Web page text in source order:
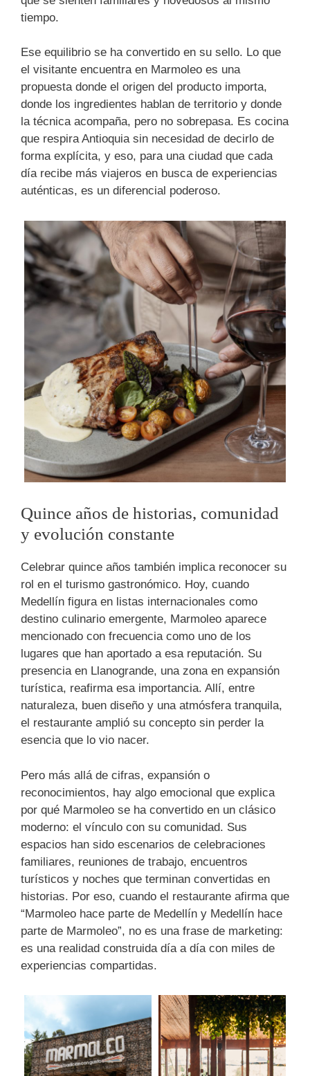
tiempo.
Ese equilibrio se ha convertido en su sello. Lo que
el visitante encuentra en Marmoleo es una
propuesta donde el origen del producto importa,
donde los ingredientes hablan de territorio y donde
la técnica acompaña, pero no sobrepasa. Es cocina
que respira Antioquia sin necesidad de decirlo de
forma explícita, y eso, para una ciudad que cada
día recibe más viajeros en busca de experiencias
auténticas, es un diferencial poderoso.
Quince años de historias, comunidad
y evolución constante
Celebrar quince años también implica reconocer su
rol en el turismo gastronómico. Hoy, cuando
Medellín figura en listas internacionales como
destino culinario emergente, Marmoleo aparece
mencionado con frecuencia como uno de los
lugares que han aportado a esa reputación. Su
presencia en Llanogrande, una zona en expansión
turística, reafirma esa importancia. Allí, entre
naturaleza, buen diseño y una atmósfera tranquila,
el restaurante amplió su concepto sin perder la
esencia que lo vio nacer.
Pero más allá de cifras, expansión o
reconocimientos, hay algo emocional que explica
por qué Marmoleo se ha convertido en un clásico
moderno: el vínculo con su comunidad. Sus
espacios han sido escenarios de celebraciones
familiares, reuniones de trabajo, encuentros
turísticos y noches que terminan convertidas en
historias. Por eso, cuando el restaurante afirma que
“Marmoleo hace parte de Medellín y Medellín hace
parte de Marmoleo”, no es una frase de marketing:
es una realidad construida día a día con miles de
experiencias compartidas.